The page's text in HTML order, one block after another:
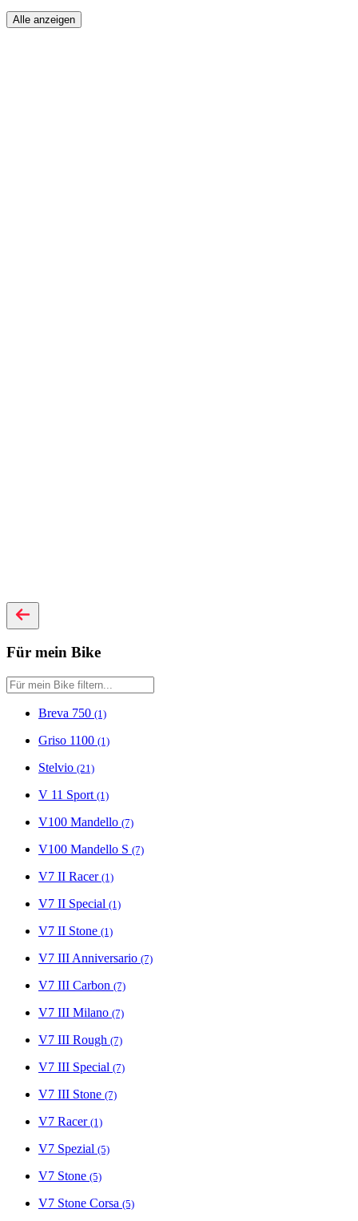
Alle anzeigen
Für mein Bike
Breva 750 (1)
Griso 1100 (1)
Stelvio (21)
V 11 Sport (1)
V100 Mandello (7)
V100 Mandello S (7)
V7 II Racer (1)
V7 II Special (1)
V7 II Stone (1)
V7 III Anniversario (7)
V7 III Carbon (7)
V7 III Milano (7)
V7 III Rough (7)
V7 III Special (7)
V7 III Stone (7)
V7 Racer (1)
V7 Spezial (5)
V7 Stone (5)
V7 Stone Corsa (5)